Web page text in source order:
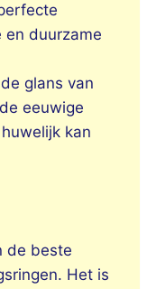
en duurzame
glans van
eeuwige
kan
de beste
Het is